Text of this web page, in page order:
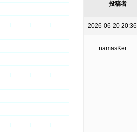
投稿者
2026-06-20 20:36
namasKer